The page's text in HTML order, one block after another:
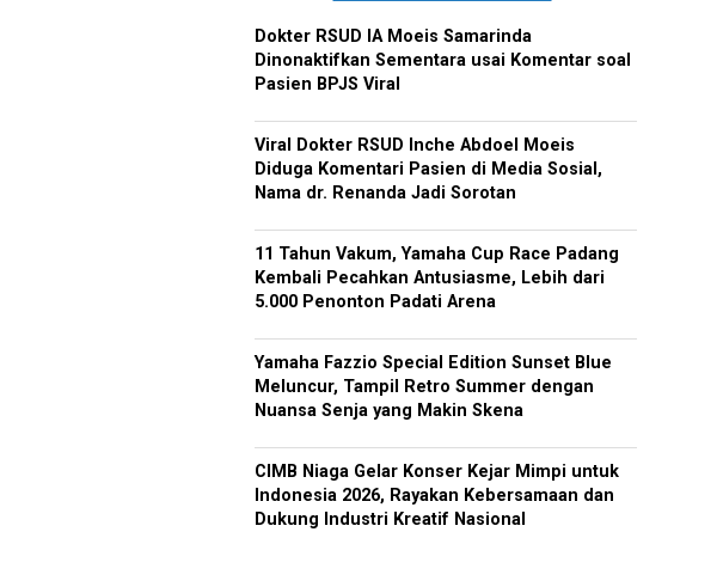
Dokter RSUD IA Moeis Samarinda
Dinonaktifkan Sementara usai Komentar soal
Pasien BPJS Viral
Viral Dokter RSUD Inche Abdoel Moeis
Diduga Komentari Pasien di Media Sosial,
Nama dr. Renanda Jadi Sorotan
11 Tahun Vakum, Yamaha Cup Race Padang
Kembali Pecahkan Antusiasme, Lebih dari
5.000 Penonton Padati Arena
Yamaha Fazzio Special Edition Sunset Blue
Meluncur, Tampil Retro Summer dengan
Nuansa Senja yang Makin Skena
CIMB Niaga Gelar Konser Kejar Mimpi untuk
Indonesia 2026, Rayakan Kebersamaan dan
Dukung Industri Kreatif Nasional